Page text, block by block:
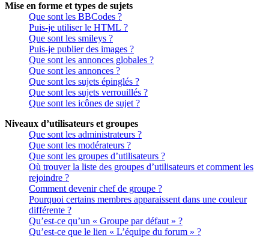
Mise en forme et types de sujets
Que sont les BBCodes ?
Puis-je utiliser le HTML ?
Que sont les smileys ?
Puis-je publier des images ?
Que sont les annonces globales ?
Que sont les annonces ?
Que sont les sujets épinglés ?
Que sont les sujets verrouillés ?
Que sont les icônes de sujet ?
Niveaux d’utilisateurs et groupes
Que sont les administrateurs ?
Que sont les modérateurs ?
Que sont les groupes d’utilisateurs ?
Où trouver la liste des groupes d’utilisateurs et comment les
rejoindre ?
Comment devenir chef de groupe ?
Pourquoi certains membres apparaissent dans une couleur
différente ?
Qu’est-ce qu’un « Groupe par défaut » ?
Qu’est-ce que le lien « L’équipe du forum » ?